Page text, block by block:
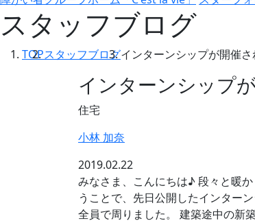
スタッフブログ
TOPスタッフブログインターンシップが開催さ
インターンシップ
住宅
小林 加奈
2019.02.22
みなさま、こんにちは♪ 段々と暖
うことで、先日公開したインター
全員で周りました。 建築途中の新